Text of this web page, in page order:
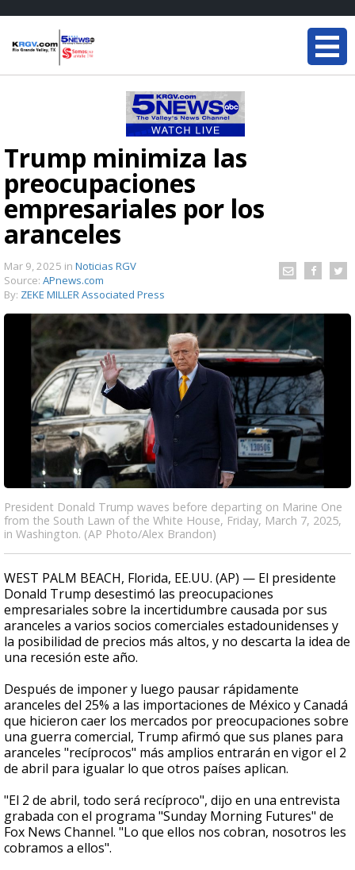
Trump minimiza las
preocupaciones
empresariales por los
aranceles
Mar 9, 2025 in Noticias RGV
Source: APnews.com
By: ZEKE MILLER Associated Press
President Donald Trump waves before departing on Marine One
from the South Lawn of the White House, Friday, March 7, 2025,
in Washington. (AP Photo/Alex Brandon)
WEST PALM BEACH, Florida, EE.UU. (AP) — El presidente
Donald Trump desestimó las preocupaciones
empresariales sobre la incertidumbre causada por sus
aranceles a varios socios comerciales estadounidenses y
la posibilidad de precios más altos, y no descarta la idea de
una recesión este año.
Después de imponer y luego pausar rápidamente
aranceles del 25% a las importaciones de México y Canadá
que hicieron caer los mercados por preocupaciones sobre
una guerra comercial, Trump afirmó que sus planes para
aranceles "recíprocos" más amplios entrarán en vigor el 2
de abril para igualar lo que otros países aplican.
"El 2 de abril, todo será recíproco", dijo en una entrevista
grabada con el programa "Sunday Morning Futures" de
Fox News Channel. "Lo que ellos nos cobran, nosotros les
cobramos a ellos".